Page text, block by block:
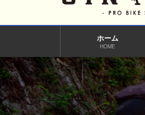
ホーム
HOME